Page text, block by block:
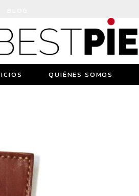
QUIÉNES SOMOS